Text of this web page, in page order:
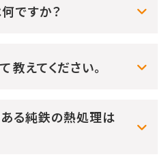
ですか？
教えてください。
る純鉄の熱処理は